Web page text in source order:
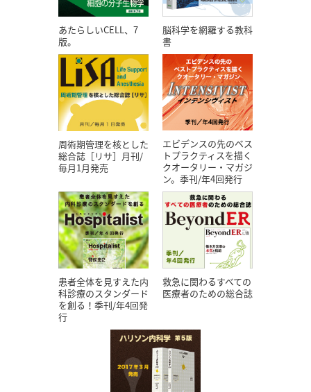
あたらしいCELL、7
版。
脳科学を網羅する教科
書
周術期管理を核とした
総合誌［リサ］月刊/
毎月1月発売
エビデンスの先のベス
トプラクティスを描く
クオータリー・マガジ
ン。季刊/年4回発行
患者全体を見すえた内
科診療のスタンダード
を創る！季刊/年4回発
行
救急に関わるすべての
医療者のための総合誌